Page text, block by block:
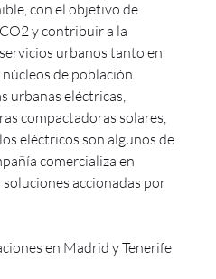
con el objetivo de
y contribuir a la
urbanos tanto en
de población.
urbanas eléctricas,
compactadoras solares,
eléctricos son algunos de
comercializa en
soluciones accionadas por
en Madrid y Tenerife